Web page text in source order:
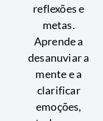
reflexões e
metas.
Aprende a
desanuviar a
mente e a
clarificar
emoções,